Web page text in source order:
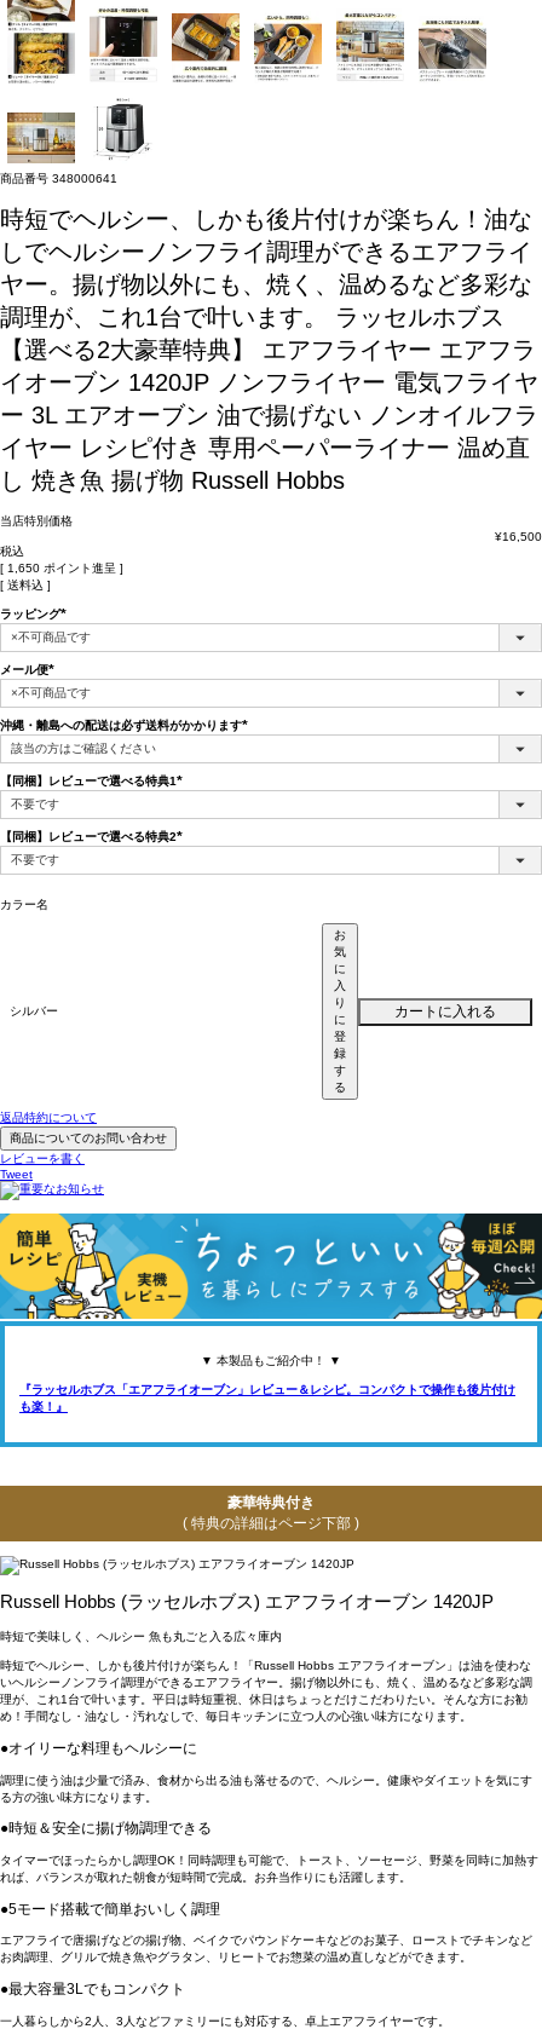
商品番号 348000641
時短でヘルシー、しかも後片付けが楽ちん！油な
しでヘルシーノンフライ調理ができるエアフライ
ヤー。揚げ物以外にも、焼く、温めるなど多彩な
調理が、これ1台で叶います。
ラッセルホブス
【選べる2大豪華特典】 エアフライヤー エアフラ
イオーブン 1420JP ノンフライヤー 電気フライヤ
ー 3L エアオーブン 油で揚げない ノンオイルフラ
イヤー レシピ付き 専用ペーパーライナー 温め直
し 焼き魚 揚げ物 Russell Hobbs
当店特別価格
¥16,500
税込
[ 1,650 ポイント進呈 ]
送料込
ラッピング
(必
須)
メール便
(必
須)
沖縄・離島への配送は必ず送料がかかります
須)
【同梱】レビューで選べる特典1
須)
【同梱】レビューで選べる特典2
須)
カラー名
シルバー
お
気
に
入
り
に
登
録
す
る
カートに入れる
返品特約について
商品についてのお問い合わせ
レビューを書く
Tweet
▼ 本製品もご紹介中！ ▼
『ラッセルホブス「エアフライオーブン」レビュー＆レシピ。コンパクトで操作も後片付け
も楽！』
豪華特典付き
( 特典の詳細はページ下部 )
Russell Hobbs (ラッセルホブス) エアフライオーブン 1420JP
時短で美味しく、ヘルシー 魚も丸ごと入る広々庫内
時短でヘルシー、しかも後片付けが楽ちん！「Russell Hobbs エアフライオーブン」は油を使わな
いヘルシーノンフライ調理ができるエアフライヤー。揚げ物以外にも、焼く、温めるなど多彩な調
理が、これ1台で叶います。平日は時短重視、休日はちょっとだけこだわりたい。そんな方にお勧
め！手間なし・油なし・汚れなしで、毎日キッチンに立つ人の心強い味方になります。
●オイリーな料理もヘルシーに
調理に使う油は少量で済み、食材から出る油も落せるので、ヘルシー。健康やダイエットを気にす
る方の強い味方になります。
●時短＆安全に揚げ物調理できる
タイマーでほったらかし調理OK！同時調理も可能で、トースト、ソーセージ、野菜を同時に加熱す
れば、バランスが取れた朝食が短時間で完成。お弁当作りにも活躍します。
●5モード搭載で簡単おいしく調理
エアフライで唐揚げなどの揚げ物、ベイクでパウンドケーキなどのお菓子、ローストでチキンなど
お肉調理、グリルで焼き魚やグラタン、リヒートでお惣菜の温め直しなどができます。
●最大容量3Lでもコンパクト
一人暮らしから2人、3人などファミリーにも対応する、卓上エアフライヤーです。